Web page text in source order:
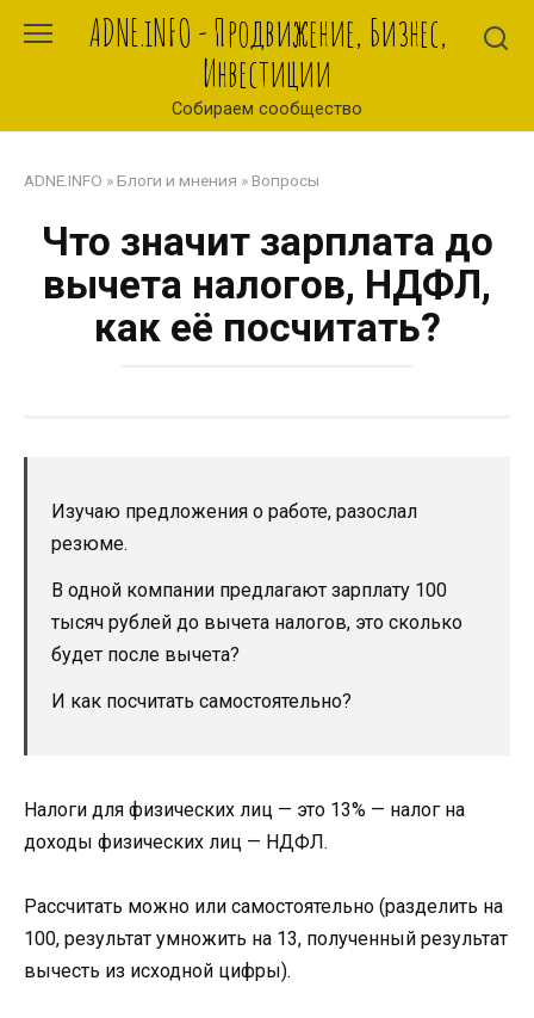
ADNE.iNFO - Продвижение, Бизнес,
Инвестиции
Собираем сообщество
ADNE.INFO »Блоги и мнения » Вопросы
Что значит зарплата до
вычета налогов, НДФЛ,
как её посчитать?
Изучаю предложения о работе, разослал
резюме.
В одной компании предлагают зарплату 100
тысяч рублей до вычета налогов, это сколько
будет после вычета?
И как посчитать самостоятельно?
Налоги для физических лиц — это 13% — налог на
доходы физических лиц — НДФЛ.
Рассчитать можно или самостоятельно (разделить на
100, результат умножить на 13, полученный результат
вычесть из исходной цифры).